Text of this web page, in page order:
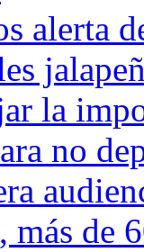
alerta
la
no
más de